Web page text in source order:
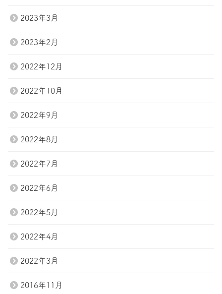
2023年3月
2023年2月
2022年12月
2022年10月
2022年9月
2022年8月
2022年7月
2022年6月
2022年5月
2022年4月
2022年3月
2016年11月